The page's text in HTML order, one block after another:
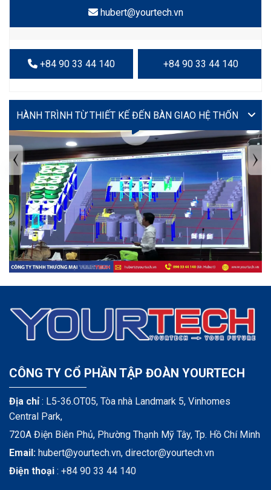
hubert@yourtech.vn
+84 90 33 44 140 +84 90 33 44 140
VIDEO
TIN TỨC MỚI NHẤT
Tuyển dụng: Nhân viên KẾ TOÁN
CÔNG TY CỔ PHẦN TẬP ĐOÀN YOURTECH
Địa chỉ: L5-36.OT05, Tòa nhà Landmark 5, Vinhomes
Central Park,
720A Điện Biên Phủ, Phường Thạnh Mỹ Tây, Tp. Hồ Chí Minh
Email: hubert@yourtech.vn, director@yourtech.vn
Điện thoại : +84 90 33 44 140